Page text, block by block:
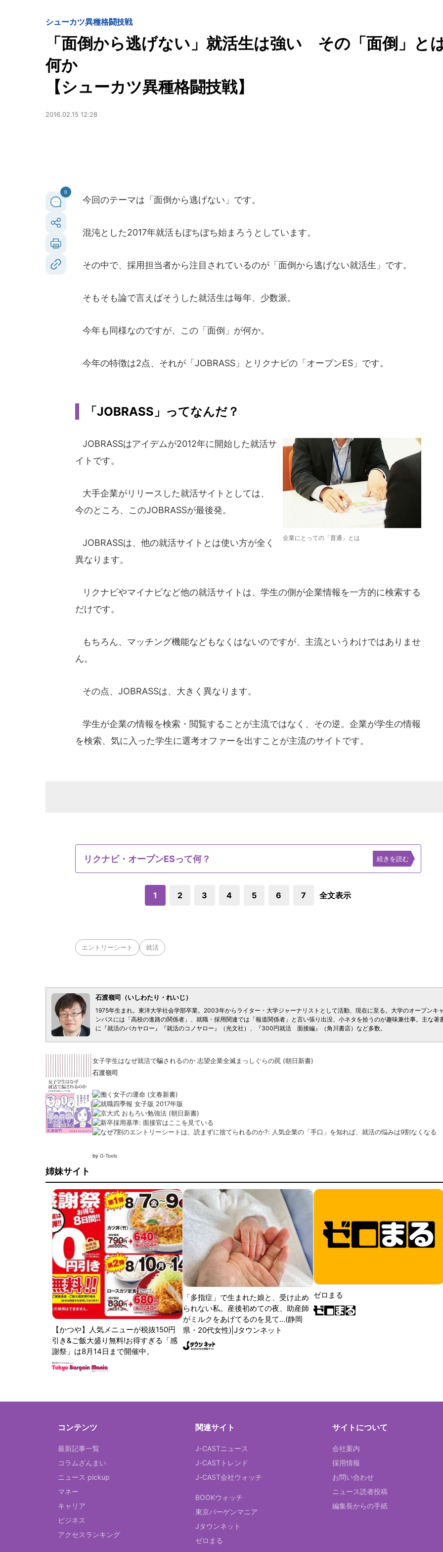
シューカツ異種格闘技戦
「面倒から逃げない」就活生は強い その「面倒」と
何か
【シューカツ異種格闘技戦】
2016.02.15 12:28
0
今回のテーマは「面倒から逃げない」です。
混沌とした2017年就活もぼちぼち始まろうとしています。
その中で、採用担当者から注目されているのが「面倒から逃げない就活生」です。
そもそも論で言えばそうした就活生は毎年、少数派。
今年も同様なのですが、この「面倒」が何か。
今年の特徴は2点、それが「JOBRASS」とリクナビの「オープンES」です。
「JOBRASS」ってなんだ？
企業にとっての「普通」とは
JOBRASSはアイデムが2012年に開始した就活サ
イトです。
大手企業がリリースした就活サイトとしては、
今のところ、このJOBRASSが最後発。
JOBRASSは、他の就活サイトとは使い方が全く
異なります。
リクナビやマイナビなど他の就活サイトは、学生の側が企業情報を一方的に検索する
だけです。
もちろん、マッチング機能などもなくはないのですが、主流というわけではありませ
ん。
その点、JOBRASSは、大きく異なります。
学生が企業の情報を検索・閲覧することが主流ではなく、その逆。企業が学生の情報
を検索、気に入った学生に選考オファーを出すことが主流のサイトです。
リクナビ・オープンESって何？ 続きを読む
1 2 3 4 5 6 7 全文表示
エントリーシート 就活
石渡嶺司（いしわたり・れいじ）
1975年生まれ。東洋大学社会学部卒業。2003年からライター・大学ジャーナリストとして活動、現在に至る。大学のオープンキ
ンパスには「高校の進路の関係者」、就職・採用関連では「報道関係者」と言い張り出没、小ネタを拾うのが趣味兼仕事。主な著
に『就活のバカヤロー』『就活のコノヤロー』（光文社）、『300円就活 面接編』（角川書店）など多数。
女子学生はなぜ就活で騙されるのか 志望企業全滅まっしぐらの罠 (朝日新書)
石渡嶺司
by G-Tools
姉妹サイト
【かつや】人気メニューが税抜150円
引き&ご飯大盛り無料!お得すぎる「感
謝祭」は8月14日まで開催中。
「多指症」で生まれた娘と、受け止め
られない私。産後初めての夜、助産師
がミルクをあげてるのを見て...(静岡
県・20代女性)|Jタウンネット
ゼロまる
コンテンツ
最新記事一覧
コラムざんまい
ニュース pickup
マネー
キャリア
ビジネス
アクセスランキング
関連サイト
J-CASTニュース
J-CASTトレンド
J-CAST会社ウォッチ
BOOKウォッチ
東京バーゲンマニア
Jタウンネット
ゼロまる
サイトについて
会社案内
採用情報
お問い合わせ
ニュース読者投稿
編集長からの手紙